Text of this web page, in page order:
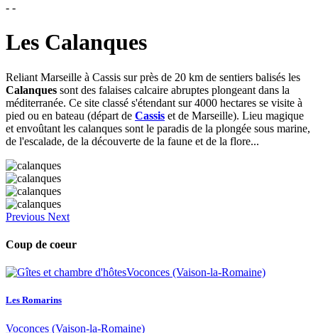
- -
Les Calanques
Reliant Marseille à Cassis sur près de 20 km de sentiers balisés les
Calanques sont des falaises calcaire abruptes plongeant dans la
méditerranée. Ce site classé s'étendant sur 4000 hectares se visite à
pied ou en bateau (départ de Cassis et de Marseille). Lieu magique
et envoûtant les calanques sont le paradis de la plongée sous marine,
de l'escalade, de la découverte de la faune et de la flore...
Previous Next
Coup de coeur
Les Romarins
Voconces (Vaison-la-Romaine)